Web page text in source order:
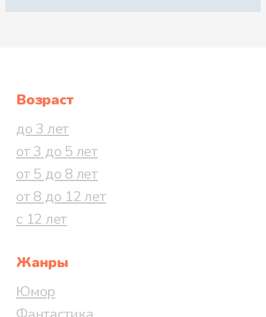
Возраст
до 3 лет
от 3 до 5 лет
от 5 до 8 лет
от 8 до 12 лет
с 12 лет
Жанры
Юмор